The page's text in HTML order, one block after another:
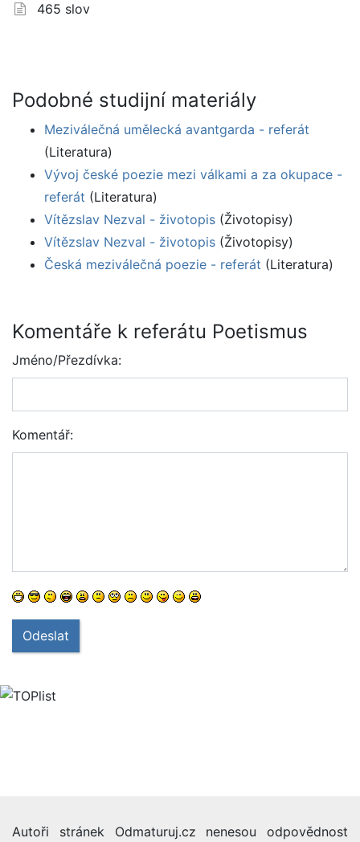
465 slov
Podobné studijní materiály
Meziválečná umělecká avantgarda - referát
(Literatura)
Vývoj české poezie mezi válkami a za okupace -
referát (Literatura)
Vítězslav Nezval - životopis (Životopisy)
Vítězslav Nezval - životopis (Životopisy)
Česká meziválečná poezie - referát (Literatura)
Komentáře k referátu Poetismus
Jméno/Přezdívka:
Komentář:
Odeslat
Autoři stránek Odmaturuj.cz nenesou odpovědnost